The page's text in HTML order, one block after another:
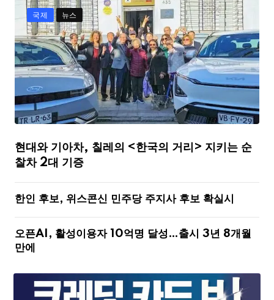
국제 뉴스
현대와 기아차, 칠레의 <한국의 거리> 지키는 순
찰차 2대 기증
한인 후보, 위스콘신 민주당 주지사 후보 확실시
오픈AI, 활성이용자 10억명 달성…출시 3년 8개월
만에